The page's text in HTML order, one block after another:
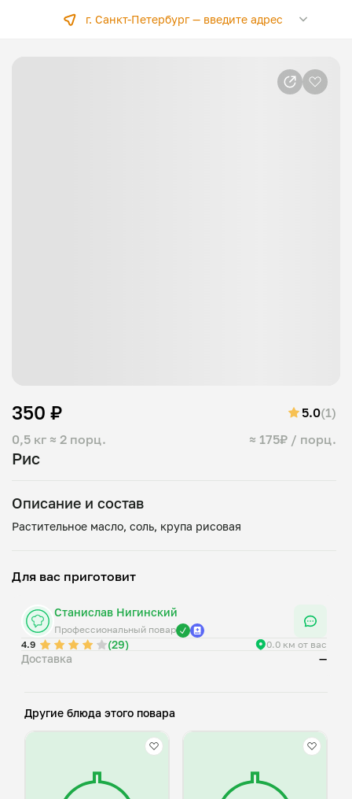
г. Санкт-Петербург —введите адрес
Рис
0,5 кг ≈ 2 порц. ≈ 175₽ / порц.
350 ₽ 5.0(1)
Описание и состав
Для вас приготовит
Станислав Нигинский
Профессиональный повар
4.9
(29) 0.0 км от вас
Доставка —
Другие блюда этого повара